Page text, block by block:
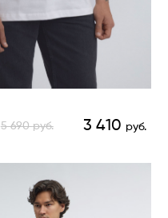
5 690руб. 3 410 руб.